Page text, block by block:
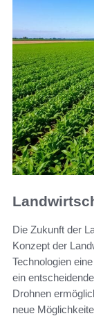
Die Zukunft der
Konzept der
Technologien
ein
Drohnen
neue